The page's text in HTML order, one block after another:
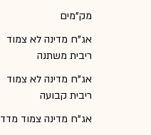
מק"מים
אג"ח מדינה לא צמוד
ריבית משתנה
אג"ח מדינה לא צמוד
ריבית קבועה
אג"ח מדינה צמוד מדד